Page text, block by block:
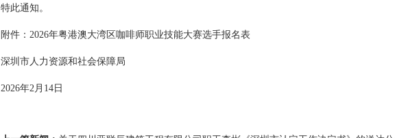
特此通知。
附件：2026年粤港澳大湾区咖啡师职业技能大赛选手报名表
深圳市人力资源和社会保障局
2026年2月14日